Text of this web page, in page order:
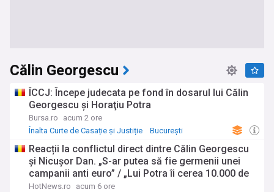
Călin Georgescu
ÎCCJ: Începe judecata pe fond în dosarul lui Călin
Georgescu şi Horaţiu Potra
Bursa.ro
acum 2 ore
Înalta Curte de Casație și Justiție
București
Reacții la conflictul direct dintre Călin Georgescu
şi Nicuşor Dan. „S-ar putea să fie germenii unei
campanii anti euro” / „Lui Potra îi cerea 10.000 de
dolari, nu de lei”
HotNews.ro
acum 6 ore